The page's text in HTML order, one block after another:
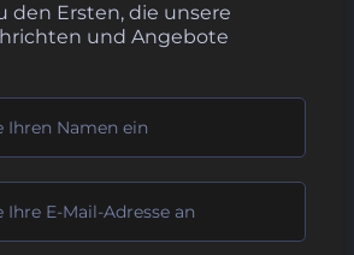
den Ersten, die unsere
und Angebote